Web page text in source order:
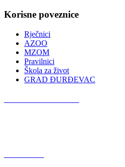
Korisne poveznice
Rječnici
AZOO
MZOM
Pravilnici
Škola za život
GRAD ĐURĐEVAC